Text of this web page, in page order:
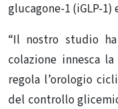
glucagone-1 (iGLP-
“Il nostro studio
colazione innesca
regola l’orologio
del controllo